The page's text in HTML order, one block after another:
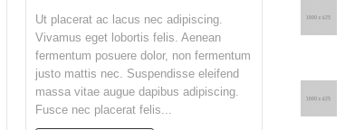
Ut placerat ac lacus nec adipiscing.
Vivamus eget lobortis felis. Aenean
fermentum posuere dolor, non fermentum
justo mattis nec. Suspendisse eleifend
massa vitae augue dapibus adipiscing.
Fusce nec placerat felis...